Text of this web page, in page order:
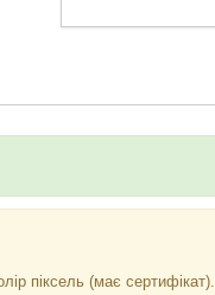
піксель (має сертифікат).